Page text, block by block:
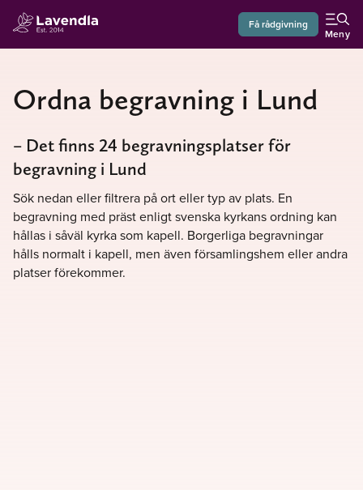
Få rådgivning
Meny
Ordna begravning i Lund
– Det finns 24 begravningsplatser för
begravning i Lund
Sök nedan eller filtrera på ort eller typ av plats. En
begravning med präst enligt svenska kyrkans ordning kan
hållas i såväl kyrka som kapell. Borgerliga begravningar
hålls normalt i kapell, men även församlingshem eller andra
platser förekommer.